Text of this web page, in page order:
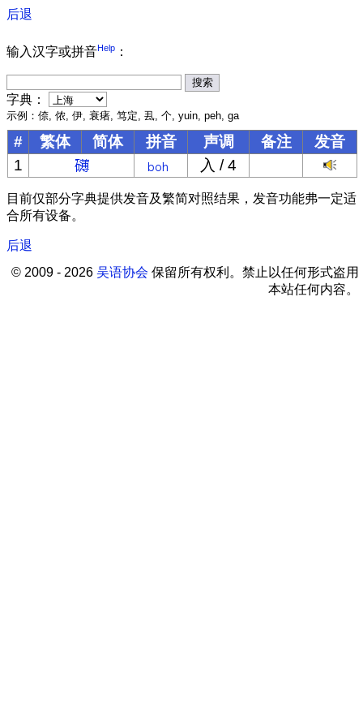
后退
输入汉字或拼音Help ：
字典：
示例：倷, 侬, 伊, 衰瘏, 笃定, 厾, 个, yuin, peh, ga
# 繁体 简体 拼音 声调 备注
发音
1
入 / 4
目前仅部分字典提供发音及繁简对照结果，发音功能弗一定适
合所有设备。
后退
© 2009 - 2026吴语协会 保留所有权利。禁止以任何形式盗用
本站任何内容。